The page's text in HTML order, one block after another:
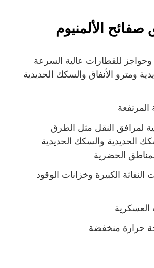
للقطارات عالية السرعة
ومترو الأنفاق والسكك الحديدية
المرتفعة
لمرافق النقل مثل الطرق
الحديدية والسكك الحديدية
الحضرية
النفاثة الكبيرة وخزانات الوقود
العسكرية
حرارة منخفضة